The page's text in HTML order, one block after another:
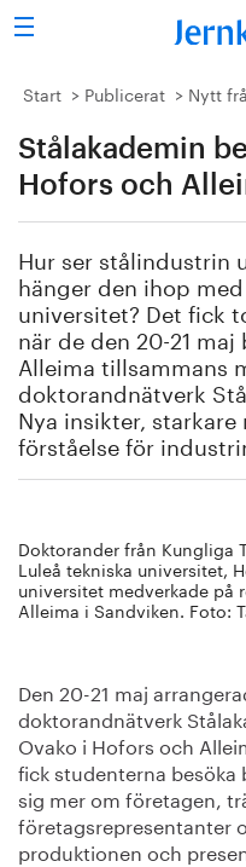
Sök
Stålindustrin
Vision 2050
Energi/miljö
Vi tycker
Publicerat
Bildbank
Start Publicerat Nytt
Stålakademin
Hofors och
Hur ser stålindustrin
hänger den ihop
universitet? Det fick
när de den 20-21
Alleima tillsammans
doktorandnätverk
Nya insikter,
förståelse för
Doktorander från Kungliga
Luleå tekniska universitet,
universitet medverkade på
Alleima i Sandviken. Foto:
Den 20-21 maj
doktorandnätverk
Ovako i Hofors och
fick studenterna besöka
sig mer om företagen,
företagsrepresentanter
produktionen och